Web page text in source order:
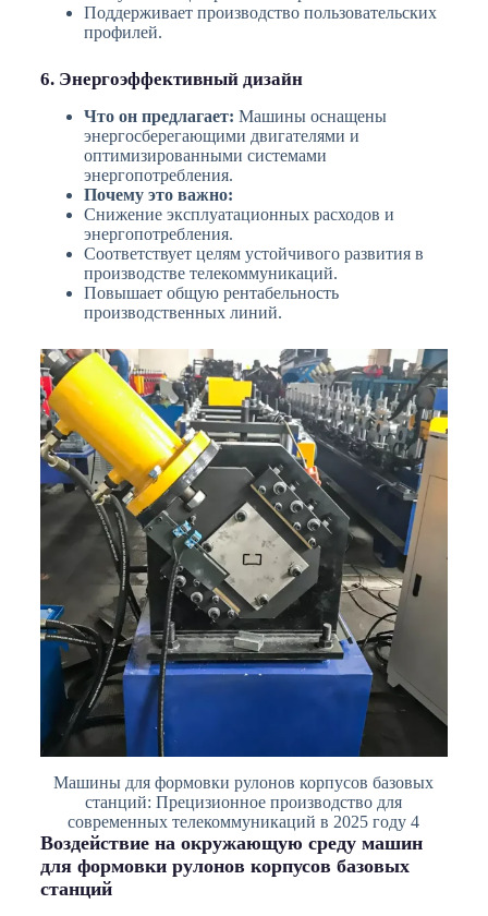
Поддерживает производство пользовательских
профилей.
6. Энергоэффективный дизайн
Что он предлагает: Машины оснащены
энергосберегающими двигателями и
оптимизированными системами
энергопотребления.
Почему это важно:
Снижение эксплуатационных расходов и
энергопотребления.
Соответствует целям устойчивого развития в
производстве телекоммуникаций.
Повышает общую рентабельность
производственных линий.
Машины для формовки рулонов корпусов базовых
станций: Прецизионное производство для
современных телекоммуникаций в 2025 году 4
Воздействие на окружающую среду машин
для формовки рулонов корпусов базовых
станций